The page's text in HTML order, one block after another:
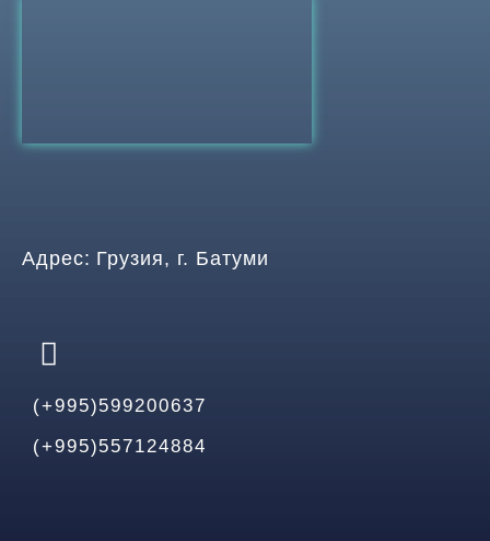
Адрес: Грузия, г. Батуми
(+995)599200637
(+995)557124884